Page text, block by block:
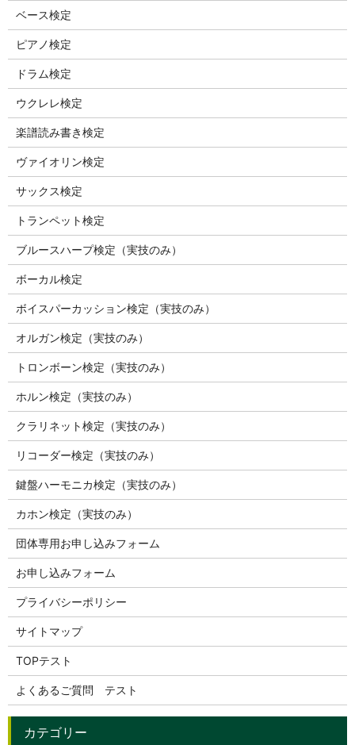
ベース検定
ピアノ検定
ドラム検定
ウクレレ検定
楽譜読み書き検定
ヴァイオリン検定
サックス検定
トランペット検定
ブルースハープ検定（実技のみ）
ボーカル検定
ボイスパーカッション検定（実技のみ）
オルガン検定（実技のみ）
トロンボーン検定（実技のみ）
ホルン検定（実技のみ）
クラリネット検定（実技のみ）
リコーダー検定（実技のみ）
鍵盤ハーモニカ検定（実技のみ）
カホン検定（実技のみ）
団体専用お申し込みフォーム
お申し込みフォーム
プライバシーポリシー
サイトマップ
TOPテスト
よくあるご質問 テスト